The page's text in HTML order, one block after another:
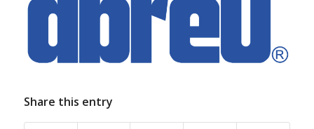
Share this entry